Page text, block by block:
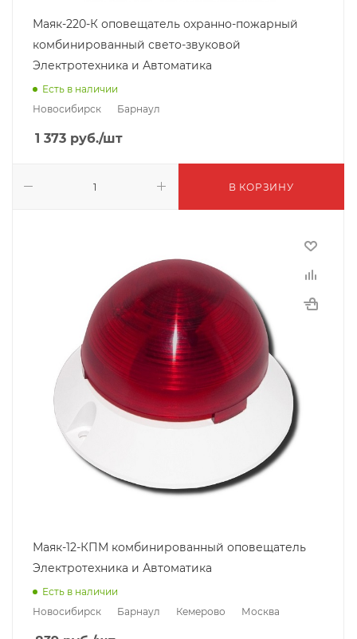
Маяк-220-К оповещатель охранно-пожарный
комбинированный свето-звуковой
Электротехника и Автоматика
Есть в наличии
Новосибирск
Барнаул
1 373 руб./шт
В КОРЗИНУ
Маяк-12-КПМ комбинированный оповещатель
Электротехника и Автоматика
Есть в наличии
Новосибирск
Барнаул Кемерово Москва